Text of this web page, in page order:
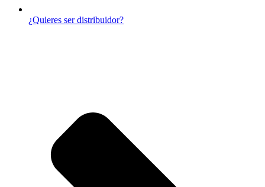
¿Quieres ser distribuidor?